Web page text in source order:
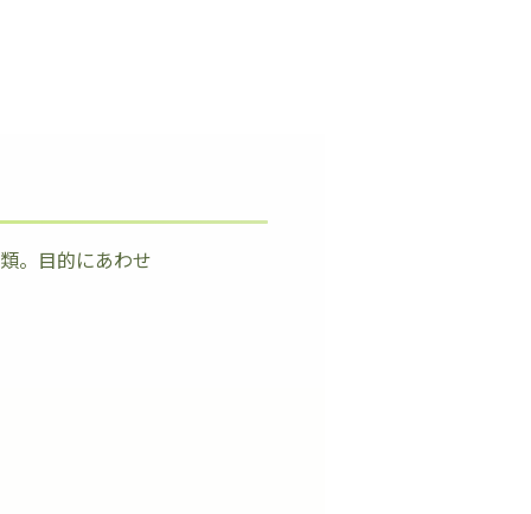
。目的にあわせ